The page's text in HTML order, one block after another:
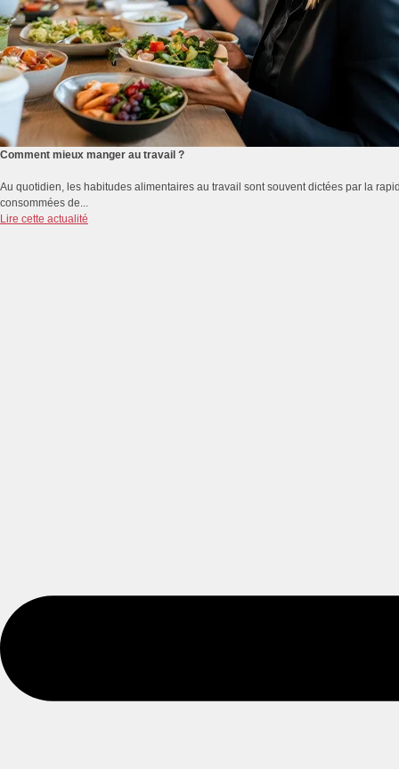
Comment mieux manger au travail ?
Au quotidien, les habitudes alimentaires au travail sont souvent dictées par la
consommées de...
Lire cette actualité